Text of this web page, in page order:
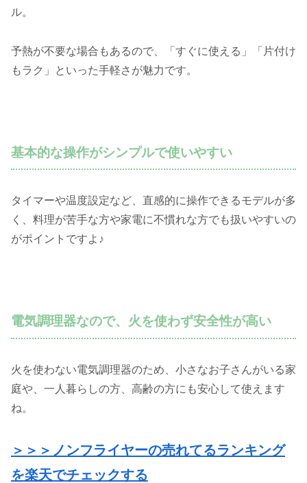
ル。
予熱が不要な場合もあるので、「すぐに使える」「片付け
もラク」といった手軽さが魅力です。
基本的な操作がシンプルで使いやすい
タイマーや温度設定など、直感的に操作できるモデルが多
く、料理が苦手な方や家電に不慣れな方でも扱いやすいの
がポイントですよ♪
電気調理器なので、火を使わず安全性が高い
火を使わない電気調理器のため、小さなお子さんがいる家
庭や、一人暮らしの方、高齢の方にも安心して使えます
ね。
＞＞＞ノンフライヤーの売れてるランキング
を楽天でチェックする